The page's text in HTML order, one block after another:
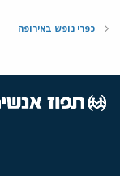
כפרי נופש באירופה